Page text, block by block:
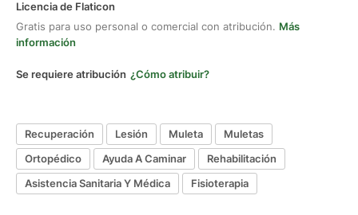
Licencia de Flaticon
Gratis para uso personal o comercial con atribución. Más
información
Se requiere atribución ¿Cómo atribuir?
Recuperación Lesión Muleta
Muletas
Ortopédico
Ayuda A Caminar
Rehabilitación
Asistencia Sanitaria Y Médica
Fisioterapia